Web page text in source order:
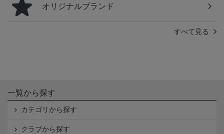
オリジナルブランド
すべて見る
一覧から探す
カテゴリから探す
クラブから探す